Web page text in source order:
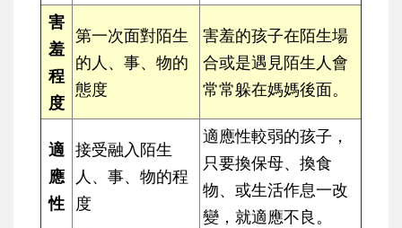
害
羞
程
度
第一次面對陌生
的人、事、物的
態度
害羞的孩子在陌生場
合或是遇見陌生人會
常常躲在媽媽後面。
適
應
性
接受融入陌生
人、事、物的程
度
適應性較弱的孩子，
只要換保母、換食
物、或生活作息一改
變，就適應不良。